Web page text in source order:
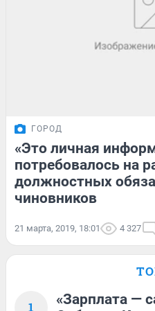
ГОРОД
«Это личная
потребовалось на
должностных
чиновников
21 марта, 2019, 18:01 4 327
1
«Зарплата —